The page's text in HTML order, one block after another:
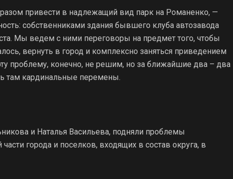
привести в надлежащий вид парк на Романенко, —
собственниками здания бывшего клуба автозавода
Мы ведем с ними переговоры на предмет того, чтобы
вернуть в город и комплексно заняться приведением
проблему, конечно, не решим, но за ближайшие два – два
там кардинальные перемены.
и Наталья Васильева, подняли проблемы
города и поселков, входящих в состав округа, в